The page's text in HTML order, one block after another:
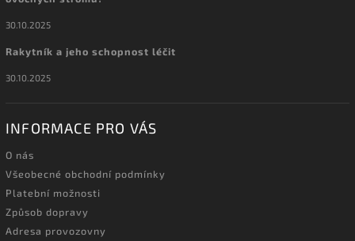
30.10.2025
Rakytník a jeho schopnost léčit
30.10.2025
INFORMACE PRO VÁS
O nás
Všeobecné obchodní podmínky
Platební možnosti
Způsob dopravy
Adresa provozovny